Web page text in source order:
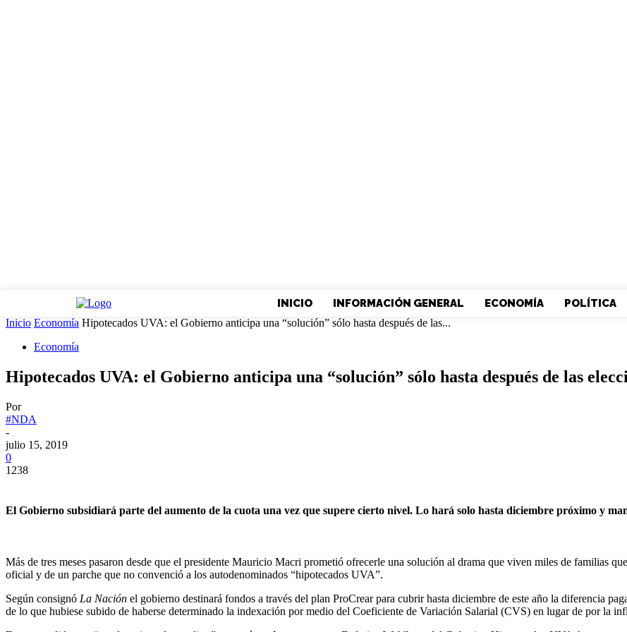
INICIO INFORMACIÓN GENERAL ECONOMÍA POLÍTICA
Inicio Economía Hipotecados UVA: el Gobierno anticipa una “solución” sólo hasta después de las...
Economía
Hipotecados UVA: el Gobierno anticipa una “solución” sólo hasta después de las
Por
#NDA
-
julio 15, 2019
0
1238
El Gobierno subsidiará parte del aumento de la cuota una vez que supere cierto nivel. Lo hará solo hasta diciembre próximo y
Más de tres meses pasaron desde que el presidente Mauricio Macri prometió ofrecerle una solución al drama que viven miles de familias
oficial y de un parche que no convenció a los autodenominados “hipotecados UVA”.
Según consignó La Nación el gobierno destinará fondos a través del plan ProCrear para cubrir hasta diciembre de este año la diferencia
de lo que hubiese subido de haberse determinado la indexación por medio del Coeficiente de Variación Salarial (CVS) en lugar de por la